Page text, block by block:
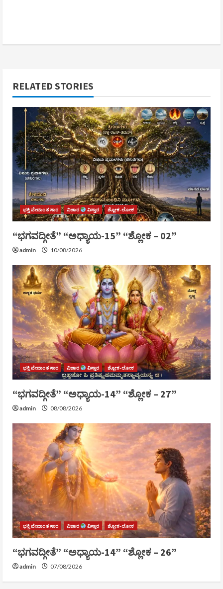
RELATED STORIES
ಭಕ್ತಿ ವೇದಾಂತ ಸಾರ ವಿಚಾರ ವಿಸ್ತಾರ ಶ್ಲೋಕ-ಲೋಕ
“ಭಗವದ್ಗೀತೆ” “ಅಧ್ಯಾಯ-15” “ಶ್ಲೋಕ – 02”
admin 10/08/2026
ಭಕ್ತಿ ವೇದಾಂತ ಸಾರ ವಿಚಾರ ವಿಸ್ತಾರ ಶ್ಲೋಕ-ಲೋಕ
“ಭಗವದ್ಗೀತೆ” “ಅಧ್ಯಾಯ-14” “ಶ್ಲೋಕ – 27”
admin 08/08/2026
ಭಕ್ತಿ ವೇದಾಂತ ಸಾರ ವಿಚಾರ ವಿಸ್ತಾರ ಶ್ಲೋಕ-ಲೋಕ
“ಭಗವದ್ಗೀತೆ” “ಅಧ್ಯಾಯ-14” “ಶ್ಲೋಕ – 26”
admin 07/08/2026